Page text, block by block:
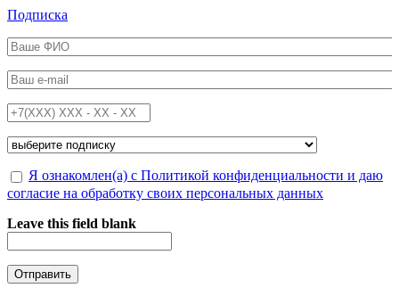
Перейти к основному содержанию
Подписка
ФИО*
Email*
Телефон*
Подписка на*
Обработка персональных данных*
Я ознакомлен(а) с Политикой конфиденциальности и даю
согласие на обработку своих персональных данных
Leave this field blank